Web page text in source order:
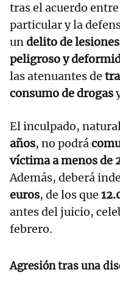
tras el acuerdo
particular y la
undelito de
peligroso y
las atenuantes de
consumo de drogas
El inculpado,
años, no podrá
víctima a menos de
Además, deberá
euros, de los que
antes del juicio,
febrero.
Agresión tras una